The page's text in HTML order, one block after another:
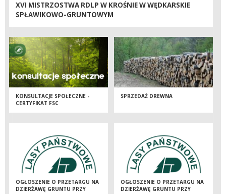
XVI MISTRZOSTWA RDLP W KROŚNIE W WĘDKARSKIE
SPŁAWIKOWO-GRUNTOWYM
KONSULTACJE SPOŁECZNE -
CERTYFIKAT FSC
SPRZEDAŻ DREWNA
OGŁOSZENIE O PRZETARGU NA
DZIERŻAWĘ GRUNTU PRZY
OGŁOSZENIE O PRZETARGU NA
DZIERŻAWĘ GRUNTU PRZY